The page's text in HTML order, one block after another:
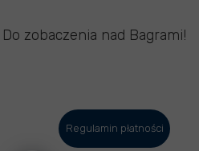
Regulamin płatności
Do zobaczenia nad Bagrami!